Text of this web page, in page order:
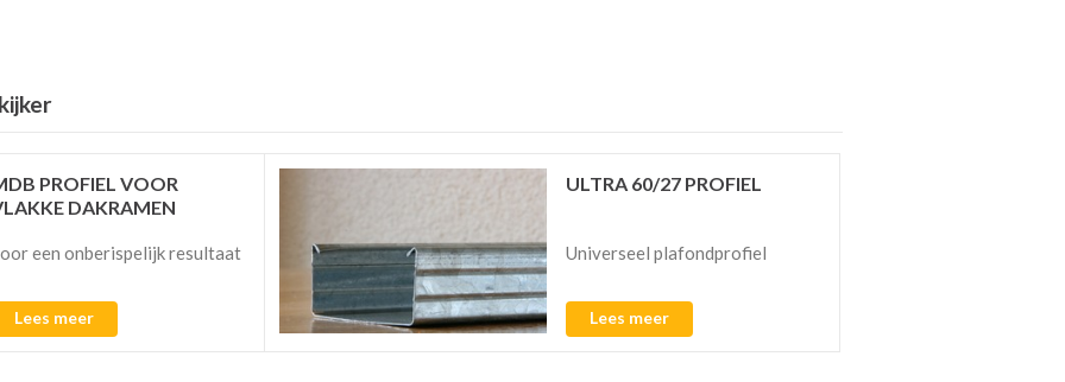
PROFIEL VOOR
DAKRAMEN
een onberispelijk resultaat
Lees meer
ULTRA 60/27 PROFIEL
Universeel plafondprofiel
Lees meer